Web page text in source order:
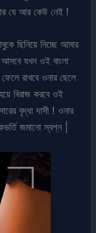
যে আর কেউ নেই !
ছিনিয়ে নিচ্ছে আমার
যখন ওই বাংলা
রাখবে ওনার ছেলে
বিরাজ করবে ওই
বৃদ্ধা দাসী ! ওনার
জমানো স্বপ্ন |